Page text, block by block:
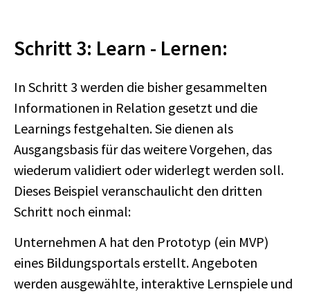
Schritt 3: Learn - Lernen:
In Schritt 3 werden die bisher gesammelten
Informationen in Relation gesetzt und die
Learnings festgehalten. Sie dienen als
Ausgangsbasis für das weitere Vorgehen, das
wiederum validiert oder widerlegt werden soll.
Dieses Beispiel veranschaulicht den dritten
Schritt noch einmal:
Unternehmen A hat den Prototyp (ein MVP)
eines Bildungsportals erstellt. Angeboten
werden ausgewählte, interaktive Lernspiele und